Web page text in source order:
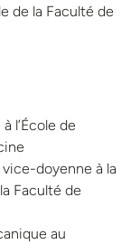
de la Faculté de
l’École de
doyenne à la
Faculté de
au